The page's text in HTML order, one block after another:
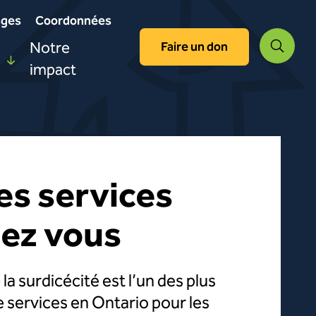
de vie assistée
la vie autonome
Pont pour le milieu
organisationnels
bénévoles avec appui
Notre
impact
Coordonnées
Faire un don
services
vous
surdicécité est l’un des plus
en Ontario pour les